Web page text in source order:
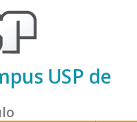
USP de